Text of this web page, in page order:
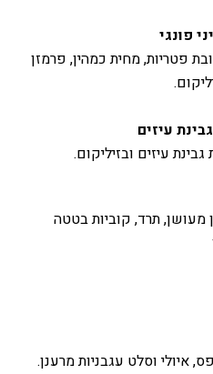
פונגי
פטריות, מחית כמהין, פרמזן
עיזים
עיזים ובזיליקום.
תרד, קוביות בטטה
איולי וסלט עגבניות מרענן.